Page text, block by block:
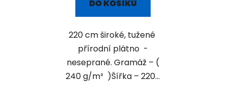
DO KOŠÍKU
220 cm široké, tužené
přírodní plátno -
neseprané. Gramáž – (
240 g/m² )Šířka – 220...